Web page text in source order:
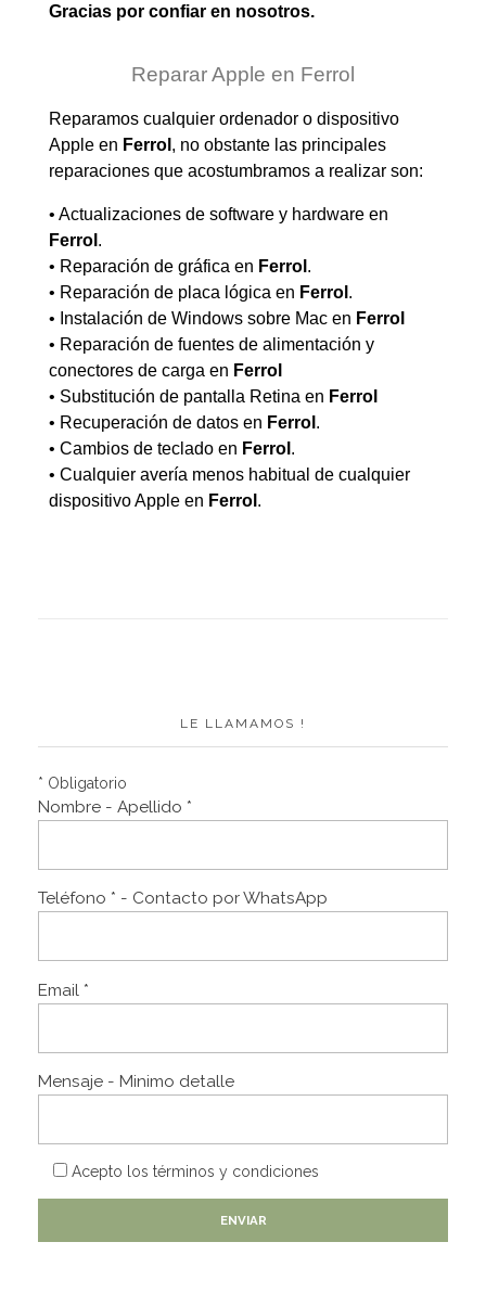
Gracias por confiar en nosotros.
Reparar Apple en Ferrol
Reparamos cualquier ordenador o dispositivo
Apple en Ferrol , no obstante las principales
reparaciones que acostumbramos a realizar son:
• Actualizaciones de software y hardware en
Ferrol .
• Reparación de gráfica en Ferrol .
• Reparación de placa lógica en Ferrol .
• Instalación de Windows sobre Mac en Ferrol
• Reparación de fuentes de alimentación y
conectores de carga en Ferrol
• Substitución de pantalla Retina en Ferrol
• Recuperación de datos en Ferrol .
• Cambios de teclado en Ferrol .
• Cualquier avería menos habitual de cualquier
dispositivo Apple en Ferrol .
LE LLAMAMOS !
* Obligatorio
Nombre - Apellido *
Teléfono * - Contacto por WhatsApp
Email *
Mensaje - Minimo detalle
Acepto los términos y condiciones